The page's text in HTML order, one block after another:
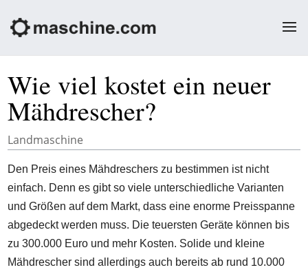
Wie viel kostet ein neuer
Mähdrescher?
Landmaschine
Den Preis eines Mähdreschers zu bestimmen ist nicht
einfach. Denn es gibt so viele unterschiedliche Varianten
und Größen auf dem Markt, dass eine enorme Preisspanne
abgedeckt werden muss. Die teuersten Geräte können bis
zu 300.000 Euro und mehr Kosten. Solide und kleine
Mähdrescher sind allerdings auch bereits ab rund 10.000